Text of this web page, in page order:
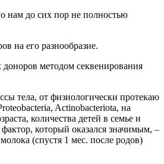
нам до сих пор не полностью
на его разнообразие.
доноров методом секвенирования
тела, от физиологически протекаю
Actinobacteriota, на
количества детей в семье и
который оказался значимым, –
(спустя 1 мес. после родов)